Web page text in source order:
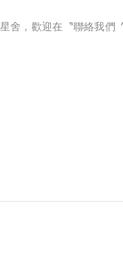
舍，歡迎在〝聯絡我們